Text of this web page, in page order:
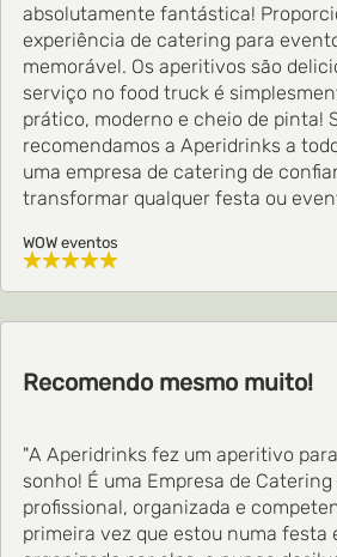
absolutamente fantástica!
experiência de catering para
memorável. Os aperitivos são
serviço no food truck é
prático, moderno e cheio de pinta!
recomendamos a Aperidrinks a
uma empresa de catering de
transformar qualquer festa ou
WOW eventos
Recomendo mesmo muito!
"A Aperidrinks fez um aperitivo
sonho! É uma Empresa de
profissional, organizada e
primeira vez que estou numa festa